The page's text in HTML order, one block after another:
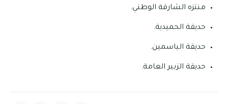
منتزه الشارقة الوطني.
حديقة الحميدية.
حديقة الياسمين.
حديقة الزبير العامة.